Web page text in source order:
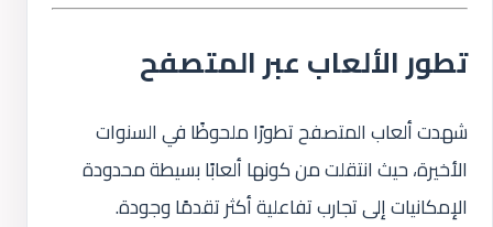
تطور الألعاب عبر المتصفح
شهدت ألعاب المتصفح تطورًا ملحوظًا في السنوات
الأخيرة، حيث انتقلت من كونها ألعابًا بسيطة محدودة
الإمكانيات إلى تجارب تفاعلية أكثر تقدمًا وجودة.